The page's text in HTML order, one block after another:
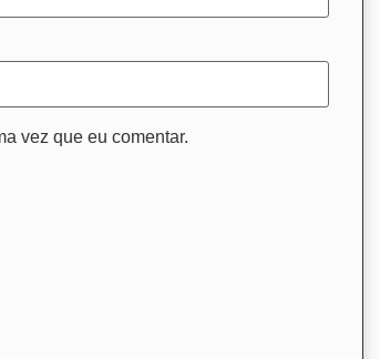
vez que eu comentar.